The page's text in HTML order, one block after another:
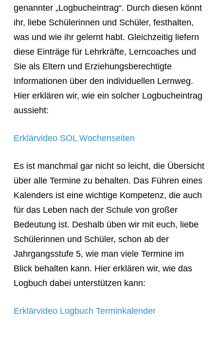
genannter „Logbucheintrag“. Durch diesen könnt
ihr, liebe Schülerinnen und Schüler, festhalten,
was und wie ihr gelernt habt. Gleichzeitig liefern
diese Einträge für Lehrkräfte, Lerncoaches und
Sie als Eltern und Erziehungsberechtigte
Informationen über den individuellen Lernweg.
Hier erklären wir, wie ein solcher Logbucheintrag
aussieht:
Erklärvideo SOL Wochenseiten
Es ist manchmal gar nicht so leicht, die Übersicht
über alle Termine zu behalten. Das Führen eines
Kalenders ist eine wichtige Kompetenz, die auch
für das Leben nach der Schule von großer
Bedeutung ist. Deshalb üben wir mit euch, liebe
Schülerinnen und Schüler, schon ab der
Jahrgangsstufe 5, wie man viele Termine im
Blick behalten kann. Hier erklären wir, wie das
Logbuch dabei unterstützen kann:
Erklärvideo Logbuch Terminkalender